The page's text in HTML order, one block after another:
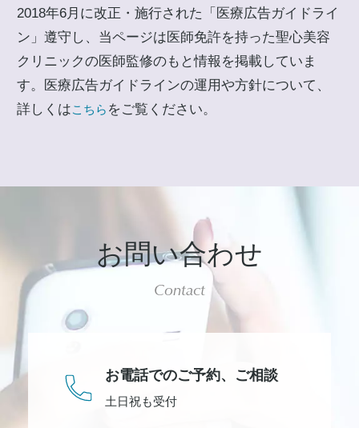
2018年6月に改正・施行された「医療広告ガイドライ
ン」遵守し、当ページは医師免許を持った聖心美容
クリニックの医師監修のもと情報を掲載していま
す。医療広告ガイドラインの運用や方針について、
詳しくはこちら をご覧ください。
お問い合わせ
Contact
お電話でのご予約、 ご相談
土日祝も受付